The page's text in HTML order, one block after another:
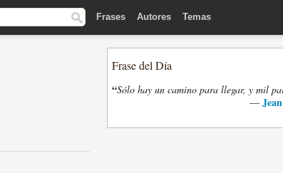
Frases Autores Temas
Frase del Día
“Sólo hay un camino para llegar, y mil
—